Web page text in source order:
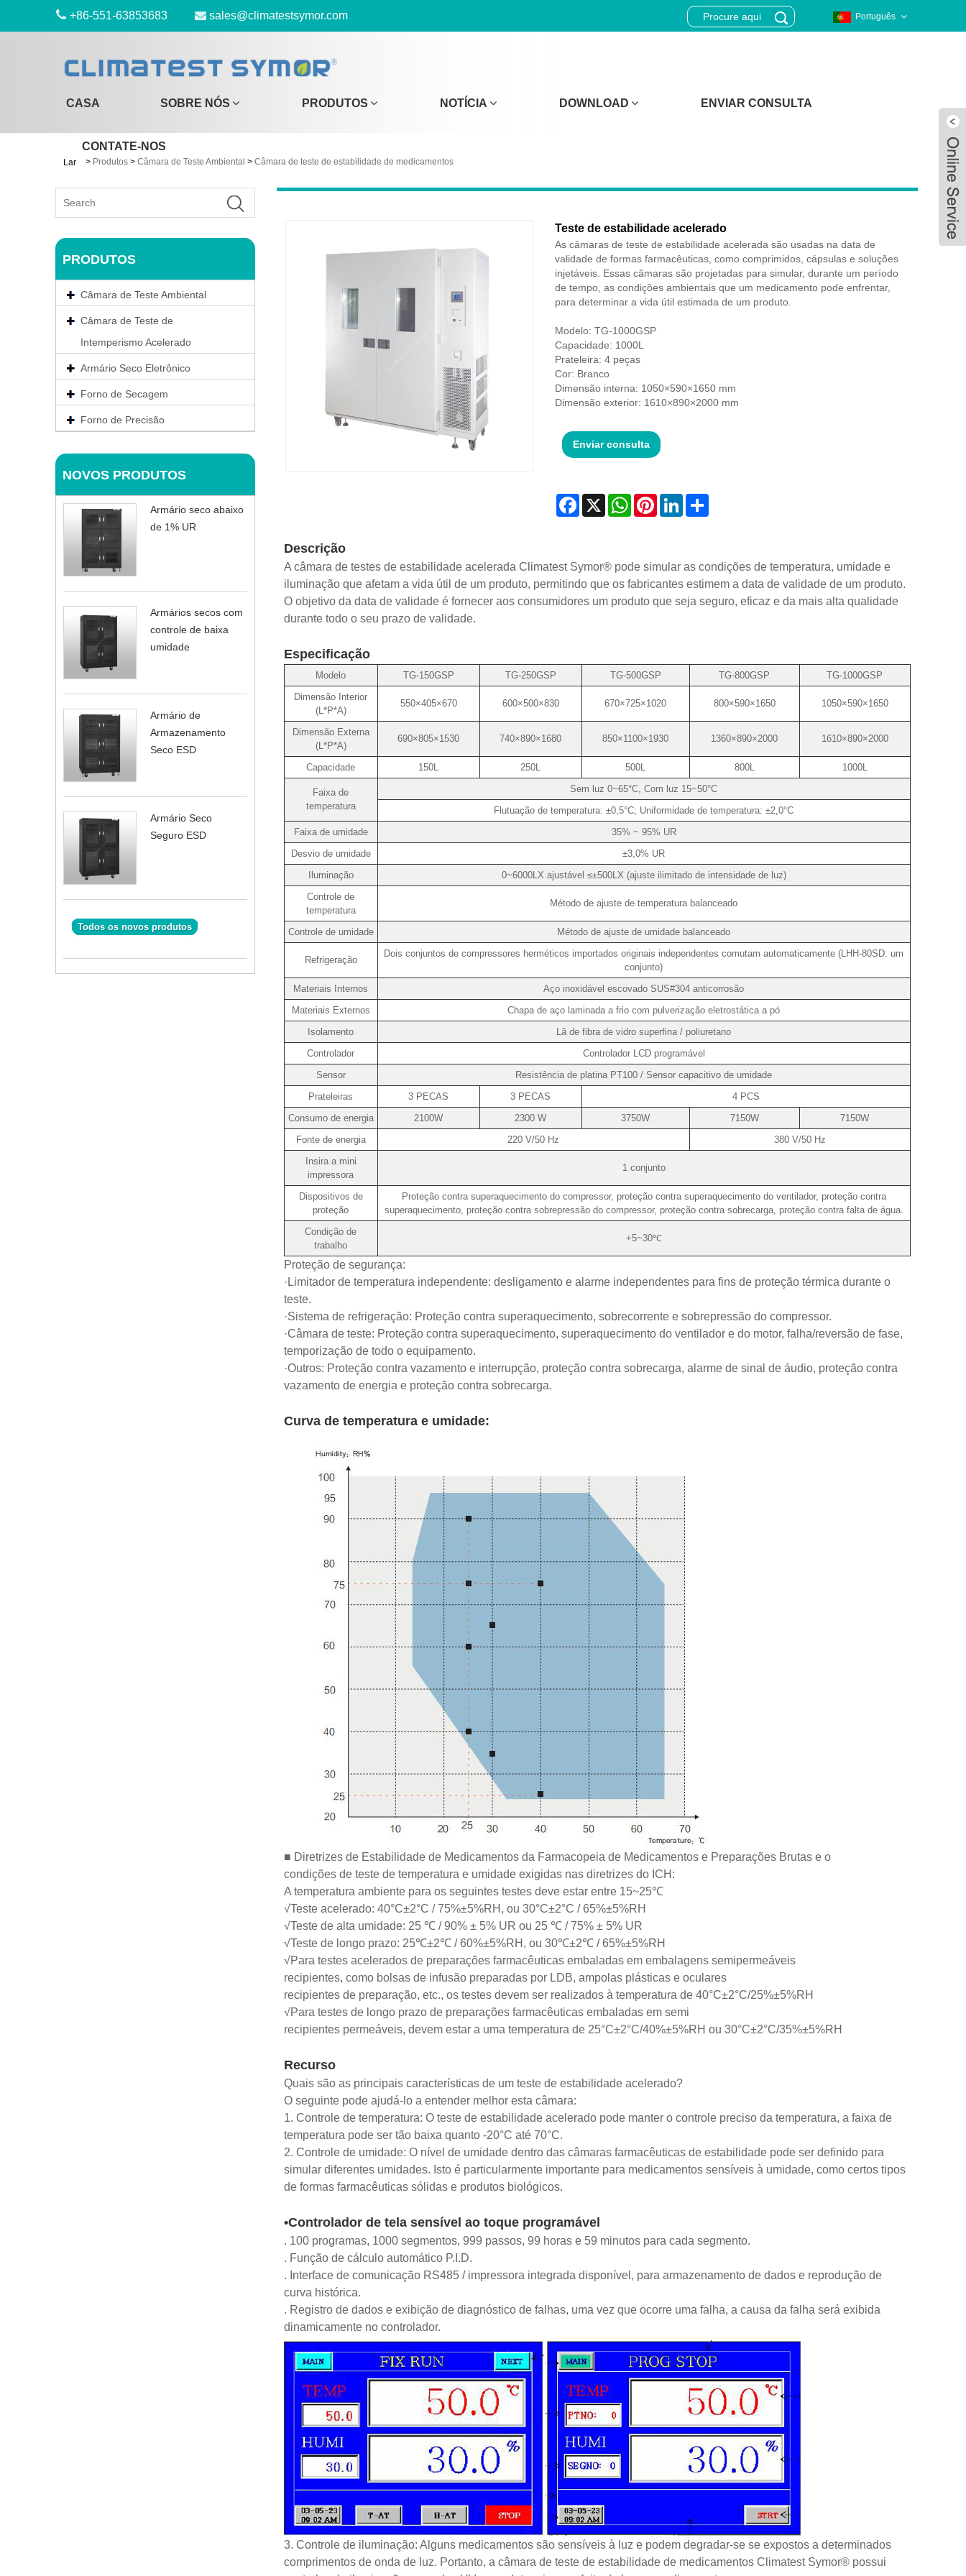
+86-551-63853683 sales@climatestsymor.com Português
CASA SOBRE NÓS PRODUTOS NOTÍCIA DOWNLOAD ENVIAR CONSULTA
CONTATE-NOS
Lar > Produtos > Câmara de Teste Ambiental > Câmara de teste de estabilidade de medicamentos
PRODUTOS
Câmara de Teste Ambiental
Câmara de Teste de
Intemperismo Acelerado
Armário Seco Eletrônico
Forno de Secagem
Forno de Precisão
NOVOS PRODUTOS
Armário seco abaixo
de 1% UR
Armários secos com
controle de baixa
umidade
Armário de
Armazenamento
Seco ESD
Armário Seco
Seguro ESD
Todos os novos produtos
Teste de estabilidade acelerado
As câmaras de teste de estabilidade acelerada são usadas na data de
validade de formas farmacêuticas, como comprimidos, cápsulas e soluções
injetáveis. Essas câmaras são projetadas para simular, durante um período
de tempo, as condições ambientais que um medicamento pode enfrentar,
para determinar a vida útil estimada de um produto.
Modelo: TG-1000GSP
Capacidade: 1000L
Prateleira: 4 peças
Cor: Branco
Dimensão interna: 1050×590×1650 mm
Dimensão exterior: 1610×890×2000 mm
Enviar consulta
Facebook
X WhatsAppPinterestLinkedInShare
Descrição
A câmara de testes de estabilidade acelerada Climatest Symor® pode simular as condições de temperatura, umidade e
iluminação que afetam a vida útil de um produto, permitindo que os fabricantes estimem a data de validade de um produto.
O objetivo da data de validade é fornecer aos consumidores um produto que seja seguro, eficaz e da mais alta qualidade
durante todo o seu prazo de validade.
Especificação
Modelo TG-150GSP TG-250GSP TG-500GSP TG-800GSP
TG-1000GSP
Dimensão Interior
(L*P*A)
550×405×670 600×500×830 670×725×1020 800×590×1650 1050×590×1650
Dimensão Externa
(L*P*A)
690×805×1530 740×890×1680 850×1100×1930 1360×890×2000 1610×890×2000
Capacidade 150L 250L 500L 800L 1000L
Faixa de
temperatura
Sem luz 0~65°C, Com luz 15~50°C
Flutuação de temperatura: ±0,5°C; Uniformidade de temperatura: ±2,0°C
Faixa de umidade
35% ~ 95% UR
Desvio de umidade
±3,0% UR
Iluminação
0~6000LX ajustável ≤±500LX (ajuste ilimitado de intensidade de luz)
Controle de
temperatura
Método de ajuste de temperatura balanceado
Controle de umidade Método de ajuste de umidade balanceado
Refrigeração
Dois conjuntos de compressores herméticos importados originais independentes comutam automaticamente (LHH-80SD: um
conjunto)
Materiais Internos
Aço inoxidável escovado SUS#304 anticorrosão
Materiais Externos
Chapa de aço laminada a frio com pulverização eletrostática a pó
Isolamento
Lã de fibra de vidro superfina / poliuretano
Controlador
Controlador LCD programável
Sensor
Resistência de platina PT100 / Sensor capacitivo de umidade
Prateleiras
3 PECAS 3 PECAS
4 PCS
Consumo de energia
2100W 2300 W 3750W 7150W
7150W
Fonte de energia
220 V/50 Hz
380 V/50 Hz
Insira a mini
impressora
1 conjunto
Dispositivos de
proteção
Proteção contra superaquecimento do compressor, proteção contra superaquecimento do ventilador, proteção contra
superaquecimento, proteção contra sobrepressão do compressor, proteção contra sobrecarga, proteção contra falta de água.
Condição de
trabalho
+5~30℃
Proteção de segurança:
·Limitador de temperatura independente: desligamento e alarme independentes para fins de proteção térmica durante o
teste.
·Sistema de refrigeração: Proteção contra superaquecimento, sobrecorrente e sobrepressão do compressor.
·Câmara de teste: Proteção contra superaquecimento, superaquecimento do ventilador e do motor, falha/reversão de fase,
temporização de todo o equipamento.
·Outros: Proteção contra vazamento e interrupção, proteção contra sobrecarga, alarme de sinal de áudio, proteção contra
vazamento de energia e proteção contra sobrecarga.
Curva de temperatura e umidade:
■ Diretrizes de Estabilidade de Medicamentos da Farmacopeia de Medicamentos e Preparações Brutas e o
condições de teste de temperatura e umidade exigidas nas diretrizes do ICH:
A temperatura ambiente para os seguintes testes deve estar entre 15~25℃
√Teste acelerado: 40°C±2°C / 75%±5%RH, ou 30°C±2°C / 65%±5%RH
√Teste de alta umidade: 25 ℃ / 90% ± 5% UR ou 25 ℃ / 75% ± 5% UR
√Teste de longo prazo: 25℃±2℃ / 60%±5%RH, ou 30℃±2℃ / 65%±5%RH
√Para testes acelerados de preparações farmacêuticas embaladas em embalagens semipermeáveis
recipientes, como bolsas de infusão preparadas por LDB, ampolas plásticas e oculares
recipientes de preparação, etc., os testes devem ser realizados à temperatura de 40°C±2°C/25%±5%RH
√Para testes de longo prazo de preparações farmacêuticas embaladas em semi
recipientes permeáveis, devem estar a uma temperatura de 25°C±2°C/40%±5%RH ou 30°C±2°C/35%±5%RH
Recurso
Quais são as principais características de um teste de estabilidade acelerado?
O seguinte pode ajudá-lo a entender melhor esta câmara:
1. Controle de temperatura: O teste de estabilidade acelerado pode manter o controle preciso da temperatura, a faixa de
temperatura pode ser tão baixa quanto -20°C até 70°C.
2. Controle de umidade: O nível de umidade dentro das câmaras farmacêuticas de estabilidade pode ser definido para
simular diferentes umidades. Isto é particularmente importante para medicamentos sensíveis à umidade, como certos tipos
de formas farmacêuticas sólidas e produtos biológicos.
•Controlador de tela sensível ao toque programável
. 100 programas, 1000 segmentos, 999 passos, 99 horas e 59 minutos para cada segmento.
. Função de cálculo automático P.I.D.
. Interface de comunicação RS485 / impressora integrada disponível, para armazenamento de dados e reprodução de
curva histórica.
. Registro de dados e exibição de diagnóstico de falhas, uma vez que ocorre uma falha, a causa da falha será exibida
dinamicamente no controlador.
3. Controle de iluminação: Alguns medicamentos são sensíveis à luz e podem degradar-se se expostos a determinados
comprimentos de onda de luz. Portanto, a câmara de teste de estabilidade de medicamentos Climatest Symor® possui